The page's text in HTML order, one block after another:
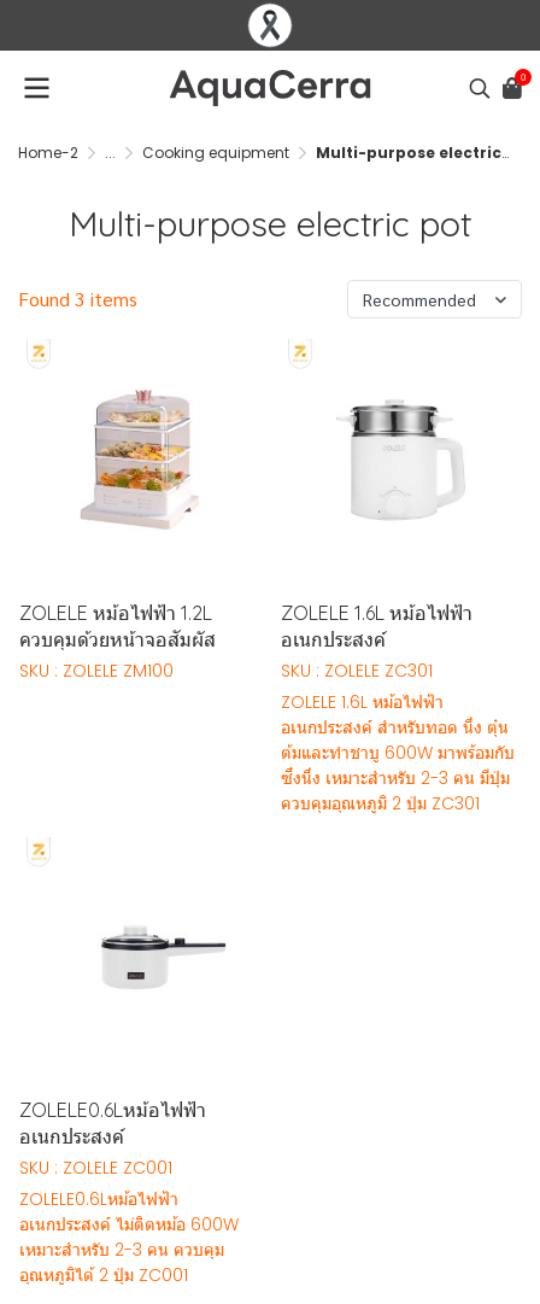
0
Home-2 ... Cooking equipment Multi-purpose electric pot
Multi-purpose electric pot
Found 3 items Recommended
ZOLELE หม้อไฟฟ้า 1.2L
ควบคุมด้วยหน้าจอสัมผัส
SKU : ZOLELE ZM100
ZOLELE 1.6L หม้อไฟฟ้า
อเนกประสงค์
SKU : ZOLELE ZC301
ZOLELE 1.6L หม้อไฟฟ้า
อเนกประสงค์ สำหรับทอด นึ่ง ตุ๋น
ต้มและทำชาบู 600W มาพร้อมกับ
ซึ่งนึ่ง เหมาะสำหรับ 2-3 คน มีปุ่ม
ควบคุมอุณหภูมิ 2 ปุ่ม ZC301
ZOLELE0.6Lหม้อไฟฟ้า
อเนกประสงค์
SKU : ZOLELE ZC001
ZOLELE0.6Lหม้อไฟฟ้า
อเนกประสงค์ ไม่ติดหม้อ 600W
เหมาะสำหรับ 2-3 คน ควบคุม
อุณหภูมิได้ 2 ปุ่ม ZC001